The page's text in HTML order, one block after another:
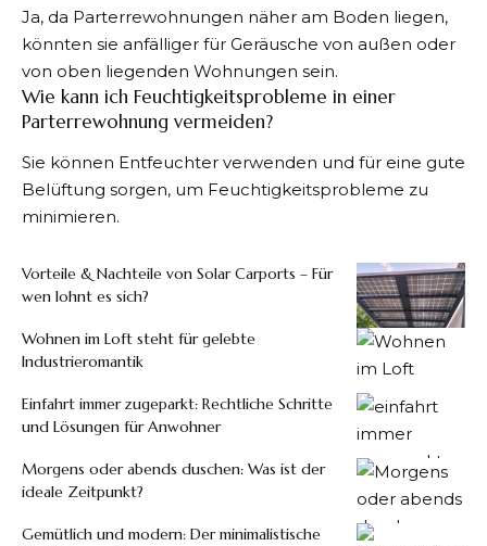
Ja, da Parterrewohnungen näher am Boden liegen,
könnten sie anfälliger für Geräusche von außen oder
von oben liegenden Wohnungen sein.
Wie kann ich Feuchtigkeitsprobleme in einer
Parterrewohnung vermeiden?
Sie können Entfeuchter verwenden und für eine gute
Belüftung sorgen, um Feuchtigkeitsprobleme zu
minimieren.
Vorteile & Nachteile von Solar Carports – Für
wen lohnt es sich?
Wohnen im Loft steht für gelebte
Industrieromantik
Einfahrt immer zugeparkt: Rechtliche Schritte
und Lösungen für Anwohner
Morgens oder abends duschen: Was ist der
ideale Zeitpunkt?
Gemütlich und modern: Der minimalistische